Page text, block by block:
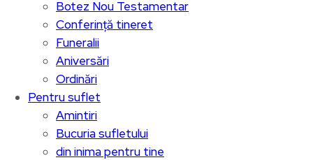
Botez Nou Testamentar
Conferință tineret
Funeralii
Aniversări
Ordinări
Pentru suflet
Amintiri
Bucuria sufletului
din inima pentru tine